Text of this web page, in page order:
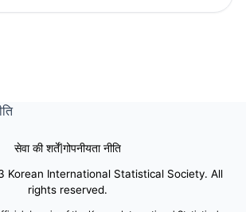
सेवा की शर्तें|गोपनीयता नीति
Korean International Statistical Society. All
rights reserved.